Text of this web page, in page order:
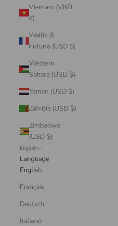
Vietnam (VND
₫)
Wallis &
Futuna (USD $)
Western
Sahara (USD $)
Yemen (USD $)
Zambia (USD $)
Zimbabwe
(USD $)
English
Language
English
Français
Deutsch
Italiano